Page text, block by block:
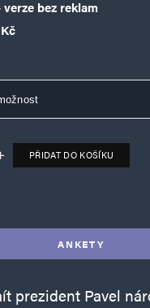
verze bez reklam
Kč60 Kč až 720 Kč
bez reklam množství
PŘIDAT DO KOŠÍKU
ANKETY
prezident Pavel